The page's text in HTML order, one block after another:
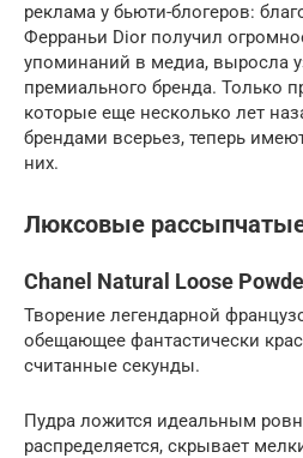
реклама у бьюти-блогеров:
Ферраньи Dior получил
упоминаний в медиа, выросла
премиального бренда. Только
которые еще несколько лет
брендами всерьез, теперь
них.
Люксовые
Chanel Natural Loose
Творение легендарной
обещающее фантастически
считанные секунды.
Пудра ложится идеальным
распределяется, скрывает